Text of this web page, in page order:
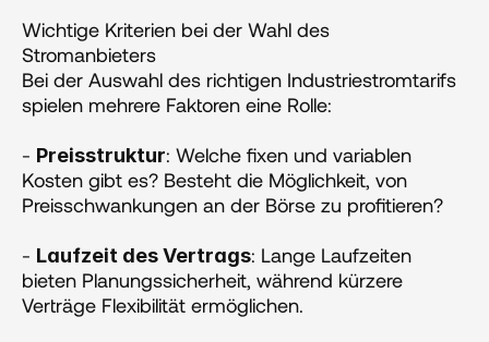
Wichtige Kriterien bei der Wahl des
Stromanbieters
Bei der Auswahl des richtigen Industriestromtarifs
spielen mehrere Faktoren eine Rolle:
- Preisstruktur: Welche fixen und variablen
Kosten gibt es? Besteht die Möglichkeit, von
Preisschwankungen an der Börse zu profitieren?
- Laufzeit des Vertrags: Lange Laufzeiten
bieten Planungssicherheit, während kürzere
Verträge Flexibilität ermöglichen.